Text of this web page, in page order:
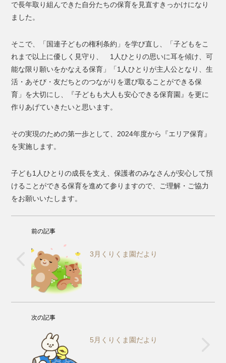
で長年取り組んできた自分たちの保育を見直すきっかけになり
ました。
そこで、「国連子どもの権利条約」を学び直し、「子どもをこ
れまで以上に優しく見守り、 1人ひとりの思いに耳を傾け、可
能な限り願いをかなえる保育」「1人ひとりが主人公となり、生
活・あそび・友だちとのつながりを選び取ることができる保
育」を大切にし、『子どもも大人も安心できる保育園』を更に
作りあげていきたいと思います。
その実現のための第一歩として、2024年度から『エリア保育』
を実施します。
子ども1人ひとりの成長を支え、保護者のみなさんが安心して預
けることができる保育を進めて参りますので、ご理解・ご協力
をお願いいたします。
前の記事
3月くりくま園だより
次の記事
5月くりくま園だより